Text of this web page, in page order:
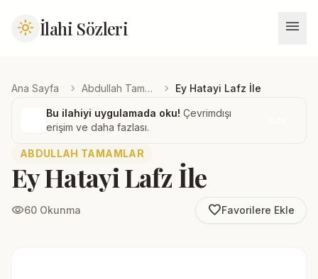
light_mode İlahi Sözleri menu
Ana Sayfa chevron_right Abdullah Tamamlar chevron_right Ey Hatayi Lafz İle
Bu ilahiyi uygulamada oku! Çevrimdışı
erişim ve daha fazlası.
ABDULLAH TAMAMLAR
Ey Hatayi Lafz İle
visibility60 Okunma favorite_borderFavorilere Ekle